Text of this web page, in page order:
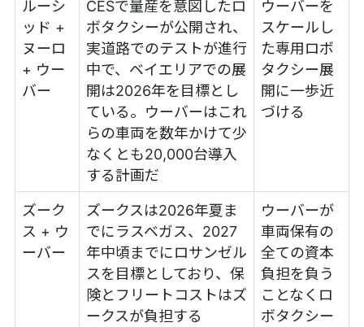
ルーシ
ッド +
ヌーロ
+ ウー
バー
CESで量産を意図したロ
ボタクシーが公開され、
実道路でのテストが進行
中で、ベイエリアでの展
開は2026年を目標とし
ている。ウーバーはこれ
らの車両を数年かけて少
なくとも20,000台導入
する計画だ
ウーバーを
スケールし
た専用ロボ
タクシー展
開に一歩近
づける
ズーク
ス + ウ
ーバー
ズークスは2026年夏ま
でにラスベガス、2027
年中頃までにロサンゼル
スを目標としており、保
険とフリートコストはズ
ークスが負担する
ウーバーが
車両保有の
全ての資本
負担を負う
ことなくロ
ボタクシー